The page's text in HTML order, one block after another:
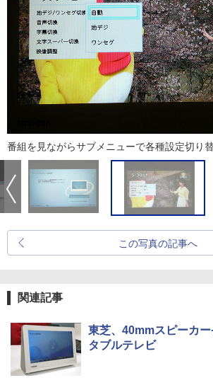
番組を見ながらサブメニューで各種設定切り
この写真の記事へ
関連記事
東芝、40mmスピーカ
タブルテレビ